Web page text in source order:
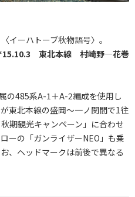
イーハトーブ秋物語号〉。
‘15.10.3 東北本線 村崎野―花巻
の485系A-1＋A-2編成を使用し
東北本線の盛岡～一ノ関間で1往
期観光キャンペーン」に合わせ
ーの「ガンライザーNEO」も乗
、ヘッドマークは前後で異なる